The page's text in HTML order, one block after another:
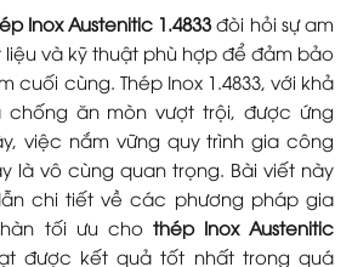
Inox Austenitic 1.4833đòi hỏi sự am
và kỹ thuật phù hợp để đảm bảo
cuối cùng. Thép Inox 1.4833, với khả
chống ăn mòn vượt trội, được ứng
việc nắm vững quy trình gia công
là vô cùng quan trọng. Bài viết này
chi tiết về các phương pháp gia
tối ưu cho thép Inox Austenitic
được kết quả tốt nhất trong quá